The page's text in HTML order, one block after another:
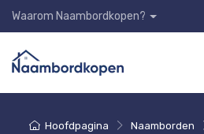
Waarom Naambordkopen?
Hoofdpagina Naamborden